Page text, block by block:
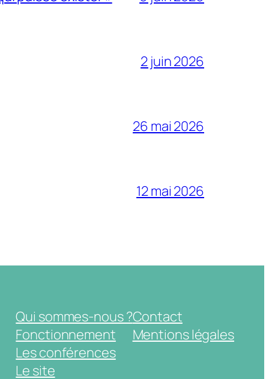
2 juin 2026
26 mai 2026
12 mai 2026
Qui sommes-nous ?
Fonctionnement
Les conférences
Le site
Contact
Mentions légales